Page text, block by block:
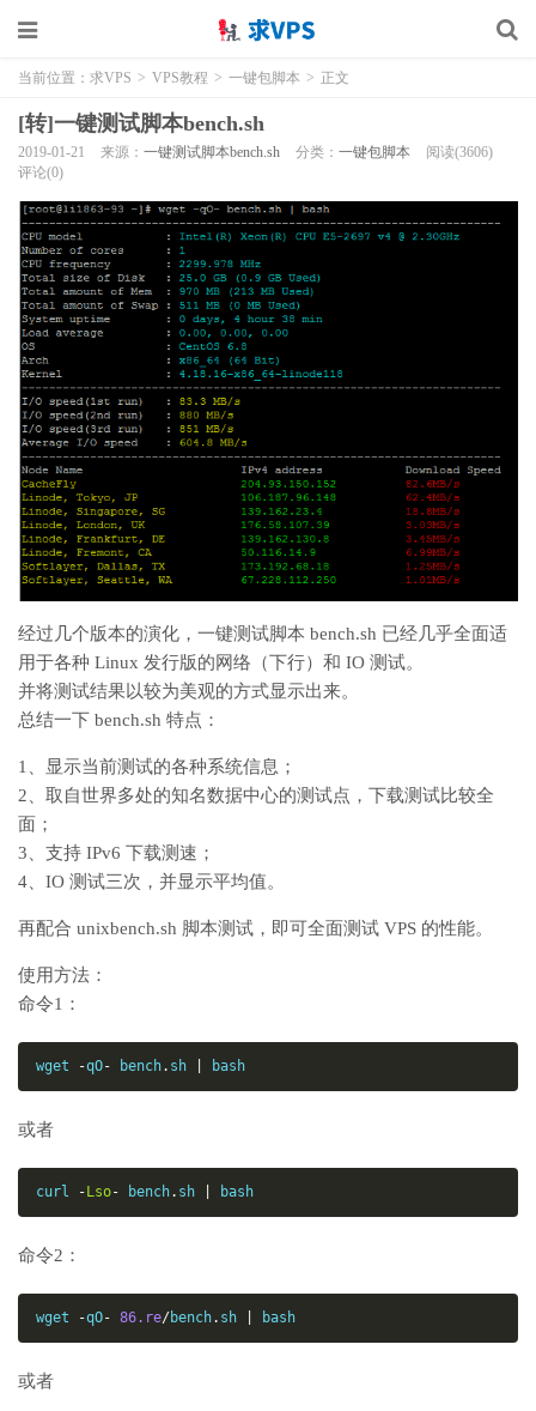
当前位置： 求VPS > VPS教程 > 一键包脚本 > 正文
[转]一键测试脚本bench.sh
2019-01-21 来源： 一键测试脚本bench.sh 分类： 一键包脚本
阅读(3606)
评论(0)
经过几个版本的演化，一键测试脚本 bench.sh 已经几乎全面适
用于各种 Linux 发行版的网络（下行）和 IO 测试。
并将测试结果以较为美观的方式显示出来。
总结一下 bench.sh 特点：
1、显示当前测试的各种系统信息；
2、取自世界多处的知名数据中心的测试点，下载测试比较全
面；
3、支持 IPv6 下载测速；
4、IO 测试三次，并显示平均值。
再配合 unixbench.sh 脚本测试，即可全面测试 VPS 的性能。
使用方法：
命令1：
wget -qO- bench. sh bash
或者
curl -Lso- bench. sh bash
命令2：
wget -qO- 86.re/bench. sh bash
或者